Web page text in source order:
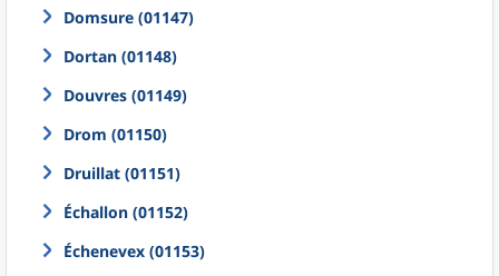
Domsure (01147)
Dortan (01148)
Douvres (01149)
Drom (01150)
Druillat (01151)
Échallon (01152)
Échenevex (01153)